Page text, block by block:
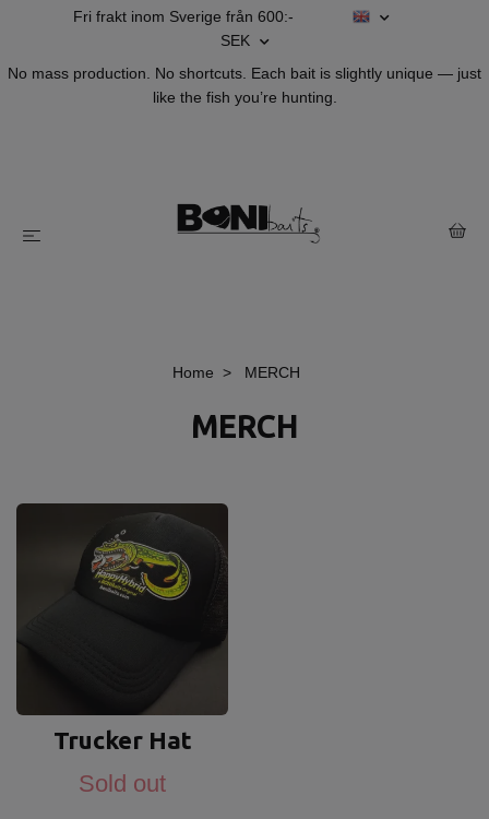
Fri frakt inom Sverige från 600:-
SEK
No mass production. No shortcuts. Each bait is slightly unique — just
like the fish you’re hunting.
Home MERCH
MERCH
Trucker Hat
Sold out